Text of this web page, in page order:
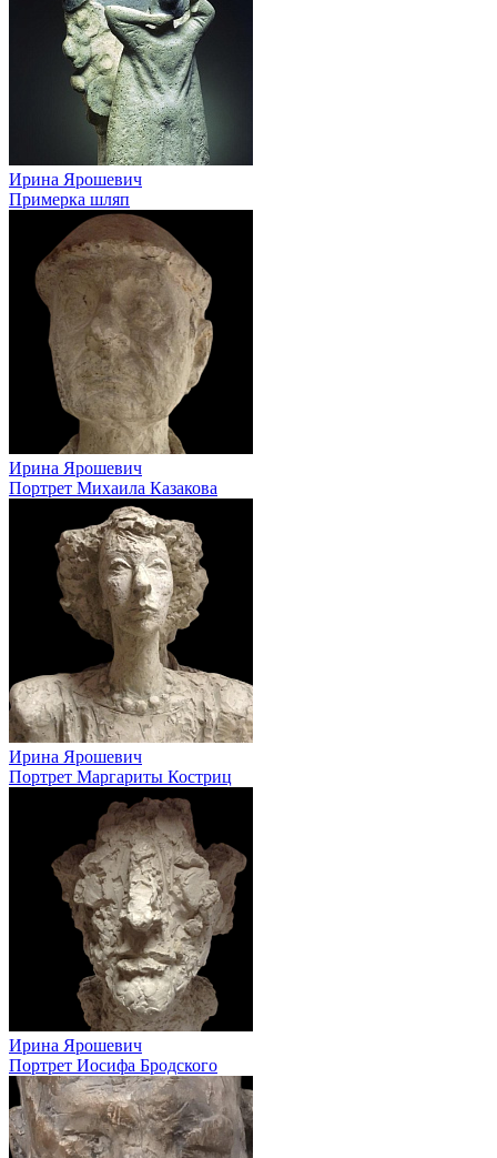
Ирина Ярошевич
Примерка шляп
Ирина Ярошевич
Портрет Михаила Казакова
Ирина Ярошевич
Портрет Маргариты Костриц
Ирина Ярошевич
Портрет Иосифа Бродского